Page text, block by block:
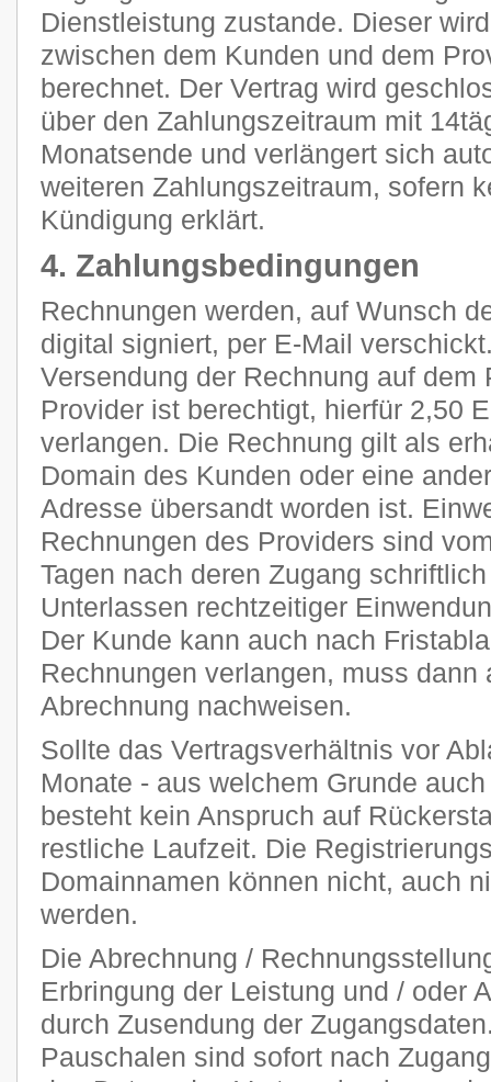
Dienstleistung zustande. Dieser
zwischen dem Kunden und dem
berechnet. Der Vertrag wird
über den Zahlungszeitraum mit
Monatsende und verlängert sich
weiteren Zahlungszeitraum, sofern
Kündigung erklärt.
4. Zahlungsbedingungen
Rechnungen werden, auf Wunsch
digital signiert, per E-Mail
Versendung der Rechnung auf dem
Provider ist berechtigt, hierfür 2,50
verlangen. Die Rechnung gilt als
Domain des Kunden oder eine
Adresse übersandt worden ist.
Rechnungen des Providers sind
Tagen nach deren Zugang
Unterlassen rechtzeitiger
Der Kunde kann auch nach
Rechnungen verlangen, muss
Abrechnung nachweisen.
Sollte das Vertragsverhältnis vor
Monate - aus welchem Grunde
besteht kein Anspruch auf
restliche Laufzeit. Die
Domainnamen können nicht, auch
werden.
Die Abrechnung /
Erbringung der Leistung und / oder
durch Zusendung der
Pauschalen sind sofort nach